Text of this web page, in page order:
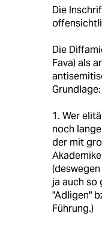
Die
Die
Fava) als
Grundlage:
1. Wer
noch
der mit
ja auch so
"Adligen"
Führung.)